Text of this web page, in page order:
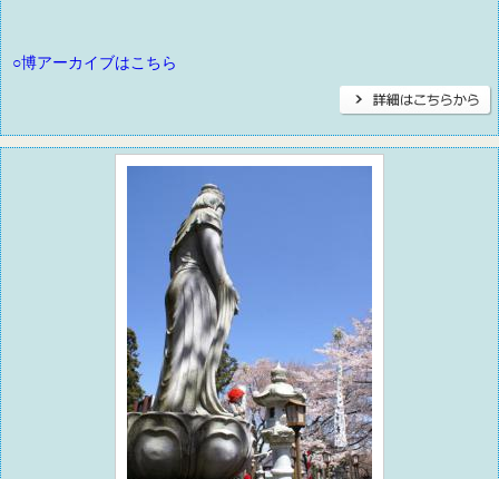
○博アーカイブはこちら